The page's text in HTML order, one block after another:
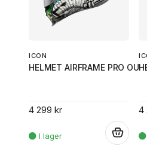
ICON
HELMET AIRFRAME PRO
4 299 kr 4